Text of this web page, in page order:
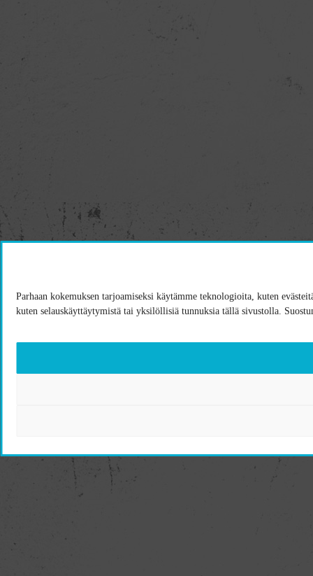
Parhaan kokemuksen tarjoamiseksi käytämme teknologioita, kuten
kuten selauskäyttäytymistä tai yksilöllisiä tunnuksia tällä sivustolla.